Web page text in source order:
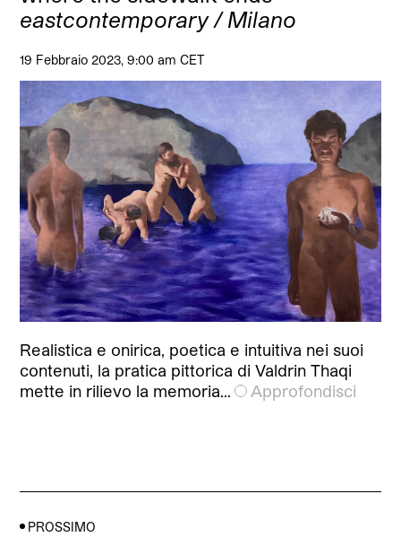
eastcontemporary / Milano
19 Febbraio 2023, 9:00 am CET
Realistica e onirica, poetica e intuitiva nei suoi
contenuti, la pratica pittorica di Valdrin Thaqi
mette in rilievo la memoria…
Approfondisci
PROSSIMO